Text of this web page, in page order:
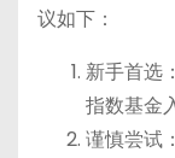
议如下：
新手首选
指数基金
谨慎尝试